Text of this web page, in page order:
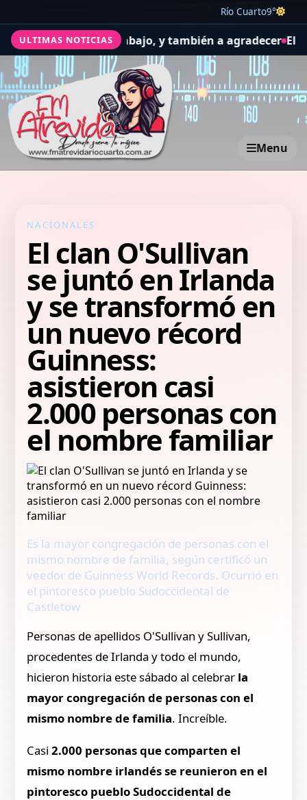
Río Cuarto9°
ULTIMAS NOTICIAS
la salud y el trabajo, y también a agradecer El
Menu
NACIONALES
El clan O'Sullivan
se juntó en Irlanda
y se transformó en
un nuevo récord
Guinness:
asistieron casi
2.000 personas con
el nombre familiar
Es la mayor congregación de personas con el
mismo nombre de familia, según certificó un
veedor de Guinness World Records. Ocurrió en
el pintoresco pueblo Sudoccidental de
Castletow
Personas de apellidos O'Sullivan y Sullivan,
procedentes de Irlanda y todo el mundo,
hicieron historia este sábado al celebrar la
mayor congregación de personas con el
mismo nombre de familia. Increíble.
Casi2.000 personas que comparten el
mismo nombre irlandés se reunieron en el
pintoresco pueblo Sudoccidental de